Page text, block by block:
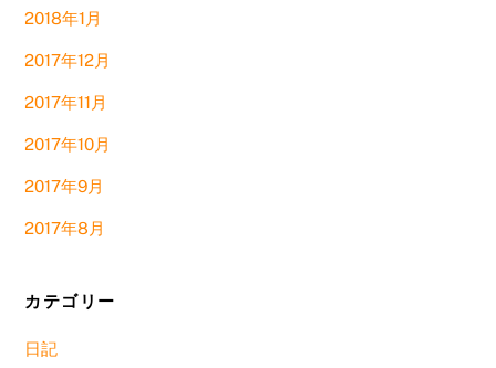
2018年1月
2017年12月
2017年11月
2017年10月
2017年9月
2017年8月
カテゴリー
日記